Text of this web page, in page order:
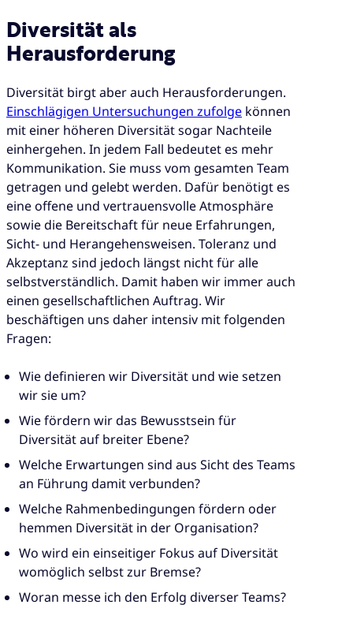
Diversität als
Herausforderung
Diversität birgt aber auch Herausforderungen.
Einschlägigen Untersuchungen zufolge können
mit einer höheren Diversität sogar Nachteile
einhergehen. In jedem Fall bedeutet es mehr
Kommunikation. Sie muss vom gesamten Team
getragen und gelebt werden. Dafür benötigt es
eine offene und vertrauensvolle Atmosphäre
sowie die Bereitschaft für neue Erfahrungen,
Sicht- und Herangehensweisen. Toleranz und
Akzeptanz sind jedoch längst nicht für alle
selbstverständlich. Damit haben wir immer auch
einen gesellschaftlichen Auftrag. Wir
beschäftigen uns daher intensiv mit folgenden
Fragen:
Wie definieren wir Diversität und wie setzen
wir sie um?
Wie fördern wir das Bewusstsein für
Diversität auf breiter Ebene?
Welche Erwartungen sind aus Sicht des Teams
an Führung damit verbunden?
Welche Rahmenbedingungen fördern oder
hemmen Diversität in der Organisation?
Wo wird ein einseitiger Fokus auf Diversität
womöglich selbst zur Bremse?
Woran messe ich den Erfolg diverser Teams?